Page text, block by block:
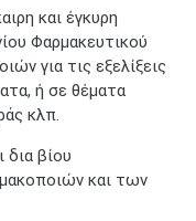
και έγκυρη
Φαρμακευτικού
για τις εξελίξεις
ή σε θέματα
κλπ.
δια βίου
και των